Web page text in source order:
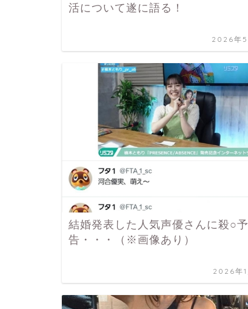
活について遂に語る！
2026年5
結婚発表した人気声優さんに殺○予
告・・・（※画像あり）
2026年1